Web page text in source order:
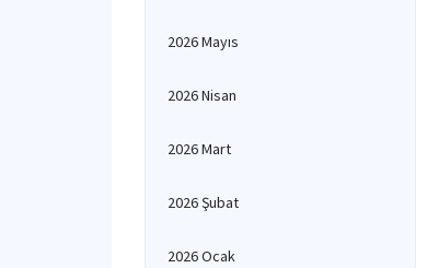
2026 Mayıs
2026 Nisan
2026 Mart
2026 Şubat
2026 Ocak